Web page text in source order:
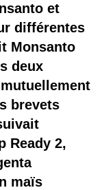
et
différentes
Monsanto
deux
brevets
Ready 2,
maïs